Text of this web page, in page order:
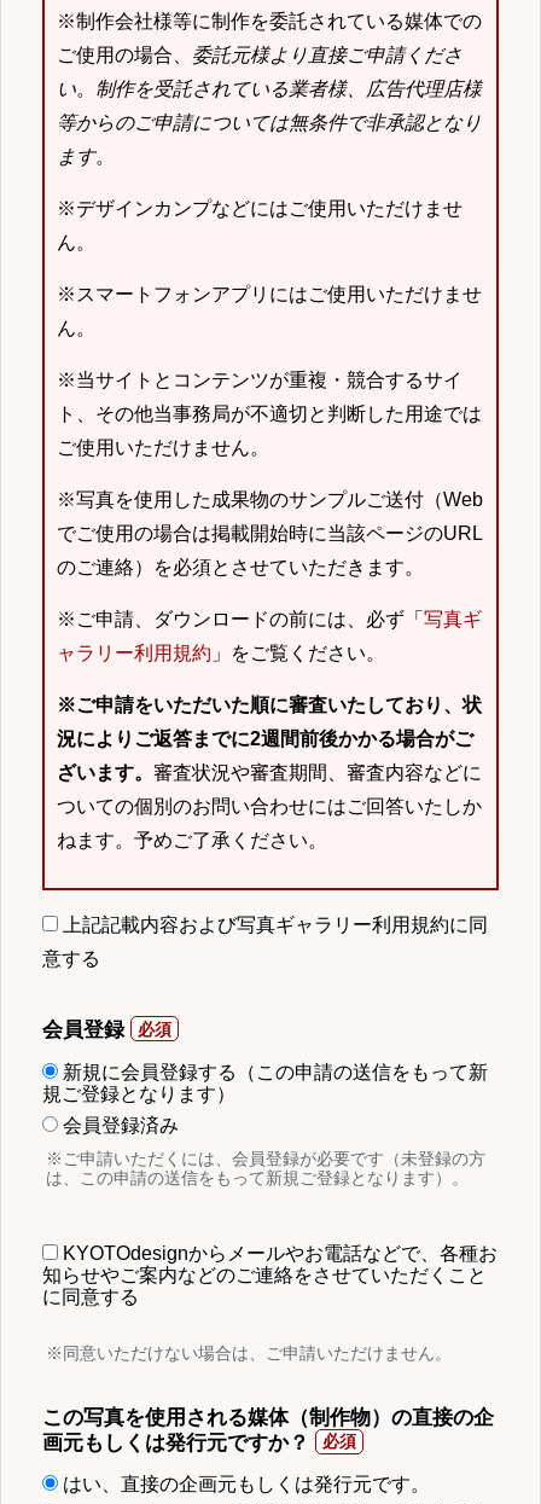
※制作会社様等に制作を委託されている媒体での
ご使用の場合、 委託元様より直接ご申請くださ
い。 制作を受託されている業者様、広告代理店様
等からのご申請については無条件で非承認となり
ます。
※デザインカンプなどにはご使用いただけませ
ん。
※スマートフォンアプリにはご使用いただけませ
ん。
※当サイトとコンテンツが重複・競合するサイ
ト、その他当事務局が不適切と判断した用途では
ご使用いただけません。
※写真を使用した成果物のサンプルご送付（Web
でご使用の場合は掲載開始時に当該ページのURL
のご連絡）を必須とさせていただきます。
※ご申請、ダウンロードの前には、必ず「 写真ギ
ャラリー利用規約 」をご覧ください。
※ご申請をいただいた順に審査いたしており、状
況によりご返答までに2週間前後かかる場合がご
ざいます。 審査状況や審査期間、審査内容などに
ついての個別のお問い合わせにはご回答いたしか
ねます。予めご了承ください。
上記記載内容および写真ギャラリー利用規約に同
意する
会員登録
新規に会員登録する（この申請の送信をもって新
規ご登録となります）
会員登録済み
※ご申請いただくには、会員登録が必要です（未登録の方
は、この申請の送信をもって新規ご登録となります）。
KYOTOdesignからメールやお電話などで、各種お
知らせやご案内などのご連絡をさせていただくこと
に同意する
※同意いただけない場合は、ご申請いただけません。
この写真を使用される媒体（制作物）の直接の企
画元もしくは発行元ですか？
はい、直接の企画元もしくは発行元です。